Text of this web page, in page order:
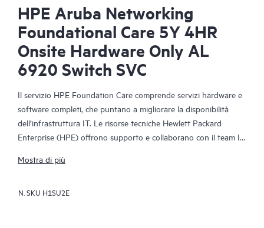
HPE Aruba Networking
Foundational Care 5Y 4HR
Onsite Hardware Only AL
6920 Switch SVC
Il servizio HPE Foundation Care comprende servizi hardware e
software completi, che puntano a migliorare la disponibilità
dell’infrastruttura IT. Le risorse tecniche Hewlett Packard
Enterprise (HPE) offrono supporto e collaborano con il team IT
ai prodotti HPE e ad alcuni prodotti di terzi.
Per i prodotti hardware coperti dal servizio HPE Foundation
Mostra di più
N. SKU H1SU2E